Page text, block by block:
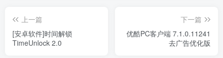
上一篇
[安卓软件]时间解锁
TimeUnlock 2.0
下一篇
优酷PC客户端 7.1.0.11241
去广告优化版